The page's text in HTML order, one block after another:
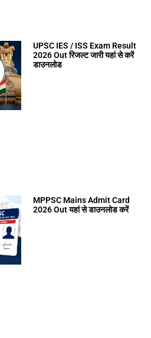
UPSC IES / ISS Exam Result
2026 Out रिजल्ट जारी यहां से करें
डाउनलोड
MPPSC Mains Admit Card
2026 Out यहां से डाउनलोड करें